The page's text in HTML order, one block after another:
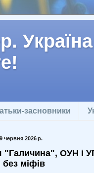
засновники
червня 2026 р.
"Галичина", ОУН і
без міфів